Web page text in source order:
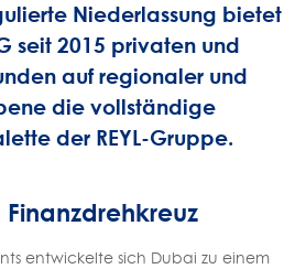
Niederlassung bietet
seit 2015 privaten und
auf regionaler und
die vollständige
der REYL-Gruppe.
Finanzdrehkreuz
entwickelte sich Dubai zu einem